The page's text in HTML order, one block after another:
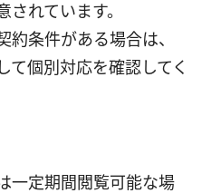
れています。
約条件がある場合は、
て個別対応を確認してく
一定期間閲覧可能な場